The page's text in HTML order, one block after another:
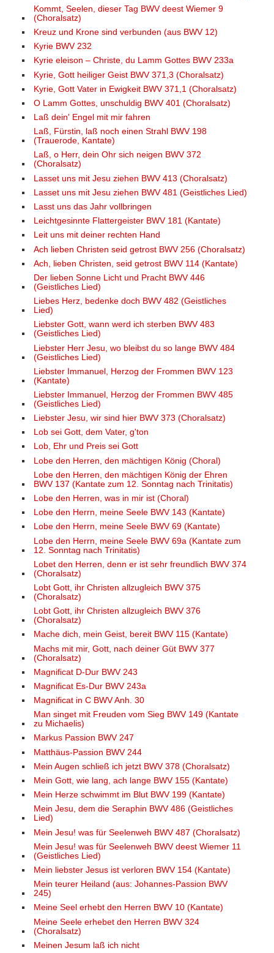
Kommt, Seelen, dieser Tag BWV deest Wiemer 9
(Choralsatz)
Kreuz und Krone sind verbunden (aus BWV 12)
Kyrie BWV 232
Kyrie eleison – Christe, du Lamm Gottes BWV 233a
Kyrie, Gott heiliger Geist BWV 371,3 (Choralsatz)
Kyrie, Gott Vater in Ewigkeit BWV 371,1 (Choralsatz)
O Lamm Gottes, unschuldig BWV 401 (Choralsatz)
Laß dein' Engel mit mir fahren
Laß, Fürstin, laß noch einen Strahl BWV 198
(Trauerode, Kantate)
Laß, o Herr, dein Ohr sich neigen BWV 372
(Choralsatz)
Lasset uns mit Jesu ziehen BWV 413 (Choralsatz)
Lasset uns mit Jesu ziehen BWV 481 (Geistliches Lied)
Lasst uns das Jahr vollbringen
Leichtgesinnte Flattergeister BWV 181 (Kantate)
Leit uns mit deiner rechten Hand
Ach lieben Christen seid getrost BWV 256 (Choralsatz)
Ach, lieben Christen, seid getrost BWV 114 (Kantate)
Der lieben Sonne Licht und Pracht BWV 446
(Geistliches Lied)
Liebes Herz, bedenke doch BWV 482 (Geistliches
Lied)
Liebster Gott, wann werd ich sterben BWV 483
(Geistliches Lied)
Liebster Herr Jesu, wo bleibst du so lange BWV 484
(Geistliches Lied)
Liebster Immanuel, Herzog der Frommen BWV 123
(Kantate)
Liebster Immanuel, Herzog der Frommen BWV 485
(Geistliches Lied)
Liebster Jesu, wir sind hier BWV 373 (Choralsatz)
Lob sei Gott, dem Vater, g'ton
Lob, Ehr und Preis sei Gott
Lobe den Herren, den mächtigen König (Choral)
Lobe den Herren, den mächtigen König der Ehren
BWV 137 (Kantate zum 12. Sonntag nach Trinitatis)
Lobe den Herren, was in mir ist (Choral)
Lobe den Herrn, meine Seele BWV 143 (Kantate)
Lobe den Herrn, meine Seele BWV 69 (Kantate)
Lobe den Herrn, meine Seele BWV 69a (Kantate zum
12. Sonntag nach Trinitatis)
Lobet den Herren, denn er ist sehr freundlich BWV 374
(Choralsatz)
Lobt Gott, ihr Christen allzugleich BWV 375
(Choralsatz)
Lobt Gott, ihr Christen allzugleich BWV 376
(Choralsatz)
Mache dich, mein Geist, bereit BWV 115 (Kantate)
Machs mit mir, Gott, nach deiner Güt BWV 377
(Choralsatz)
Magnificat D-Dur BWV 243
Magnificat Es-Dur BWV 243a
Magnificat in C BWV Anh. 30
Man singet mit Freuden vom Sieg BWV 149 (Kantate
zu Michaelis)
Markus Passion BWV 247
Matthäus-Passion BWV 244
Mein Augen schließ ich jetzt BWV 378 (Choralsatz)
Mein Gott, wie lang, ach lange BWV 155 (Kantate)
Mein Herze schwimmt im Blut BWV 199 (Kantate)
Mein Jesu, dem die Seraphin BWV 486 (Geistliches
Lied)
Mein Jesu! was für Seelenweh BWV 487 (Choralsatz)
Mein Jesu! was für Seelenweh BWV deest Wiemer 11
(Geistliches Lied)
Mein liebster Jesus ist verloren BWV 154 (Kantate)
Mein teurer Heiland (aus: Johannes-Passion BWV
245)
Meine Seel erhebt den Herren BWV 10 (Kantate)
Meine Seele erhebet den Herren BWV 324
(Choralsatz)
Meinen Jesum laß ich nicht